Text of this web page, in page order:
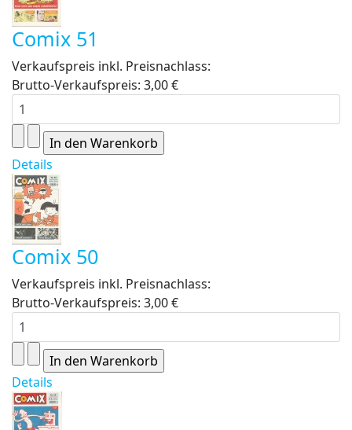
Comix 51
Verkaufspreis inkl. Preisnachlass:
Brutto-Verkaufspreis: 3,00 €
Details
Comix 50
Verkaufspreis inkl. Preisnachlass:
Brutto-Verkaufspreis: 3,00 €
Details